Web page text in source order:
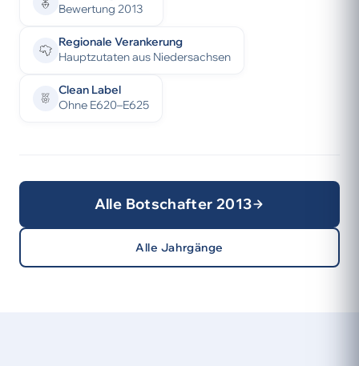
Bewertung 2013
Regionale Verankerung
Hauptzutaten aus Niedersachsen
Clean Label
Ohne E620–E625
Alle Botschafter 2013
Alle Jahrgänge